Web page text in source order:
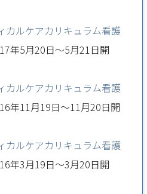
カルケアカリキュラム看護
年5月20日～5月21日開
カルケアカリキュラム看護
年11月19日～11月20日開
カルケアカリキュラム看護
年3月19日～3月20日開